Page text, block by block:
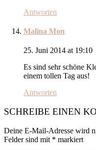
Antworten
Malina Mon
25. Juni 2014 at 19:10
Es sind sehr schöne
einem tollen Tag aus!
Antworten
SCHREIBE EINEN
Deine E-Mail-Adresse wird
Felder sind mit * markiert